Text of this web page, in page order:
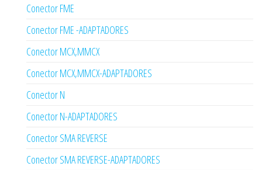
Conector FME
Conector FME -ADAPTADORES
Conector MCX,MMCX
Conector MCX,MMCX-ADAPTADORES
Conector N
Conector N-ADAPTADORES
Conector SMA REVERSE
Conector SMA REVERSE-ADAPTADORES